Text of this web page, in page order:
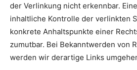
der Verlinkung nicht erkennbar.
inhaltliche Kontrolle der verlinkten
konkrete Anhaltspunkte einer
zumutbar. Bei Bekanntwerden von
werden wir derartige Links